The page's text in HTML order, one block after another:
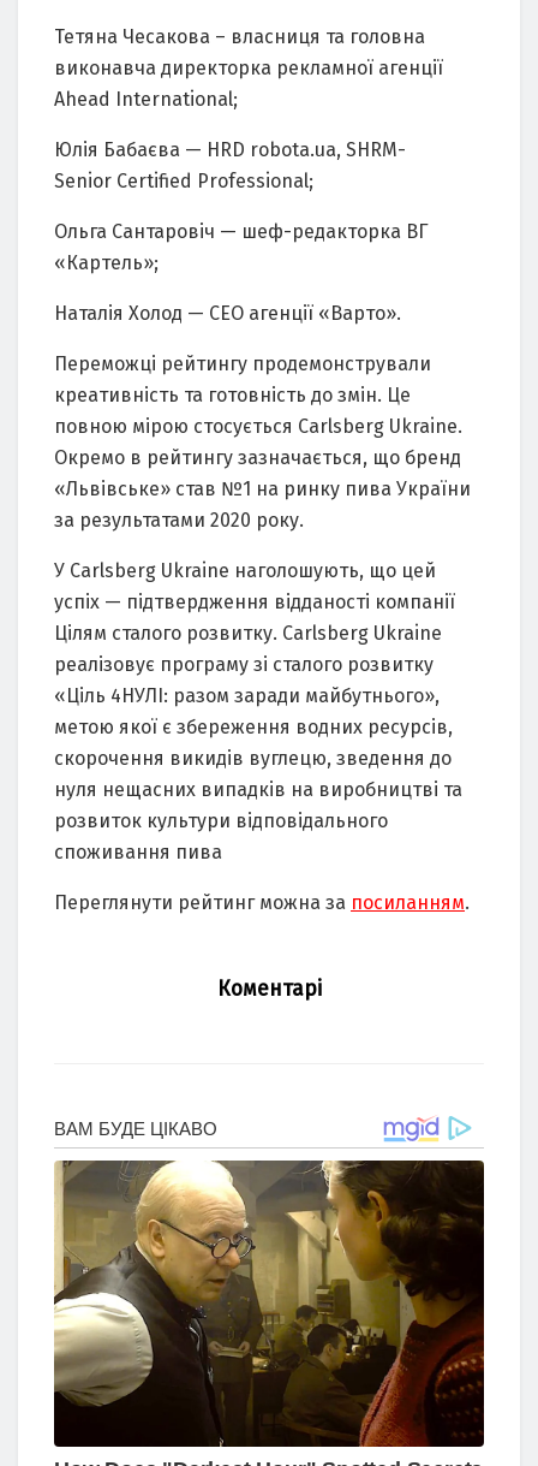
Тетяна Чесакова – власниця та головна
виконавча директорка рекламної агенції
Ahead International;
Юлія Бабаєва — HRD robota.ua, SHRM-
Senior Certified Professional;
Ольга Сантаровіч — шеф-редакторка ВГ
«Картель»;
Наталія Холод — СЕО агенції «Варто».
Переможці рейтингу продемонстрували
креативність та готовність до змін. Це
повною мірою стосується Carlsberg Ukraine.
Окремо в рейтингу зазначається, що бренд
«Львівське» став №1 на ринку пива України
за результатами 2020 року.
У Carlsberg Ukraine наголошують, що цей
успіх — підтвердження відданості компанії
Цілям сталого розвитку. Carlsberg Ukraine
реалізовує програму зі сталого розвитку
«Ціль 4НУЛІ: разом заради майбутнього»,
метою якої є збереження водних ресурсів,
скорочення викидів вуглецю, зведення до
нуля нещасних випадків на виробництві та
розвиток культури відповідального
споживання пива
Переглянути рейтинг можна за посиланням.
Коментарі